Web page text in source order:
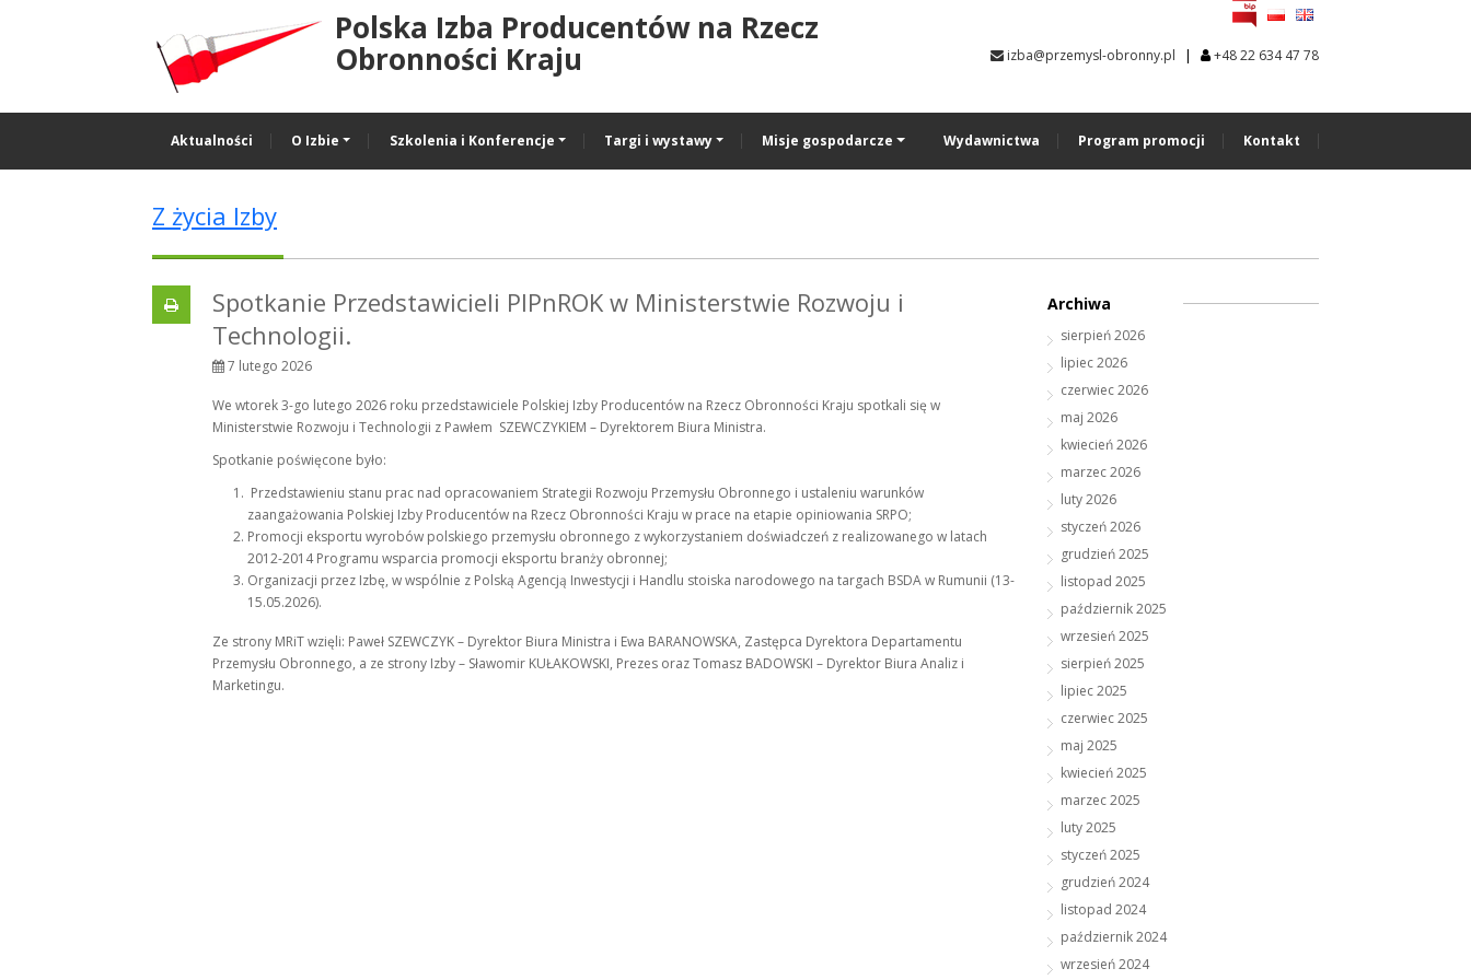
Polska Izba Producentów na Rzecz
Obronności Kraju
izba@przemysl-obronny.pl | +48 22 634 47 78
Aktualności O Izbie Szkolenia i Konferencje Targi i wystawy Misje gospodarcze Wydawnictwa Program promocji Kontakt
Z życia Izby
Spotkanie Przedstawicieli PIPnROK w Ministerstwie Rozwoju i
Technologii.
7 lutego 2026
We wtorek 3-go lutego 2026 roku przedstawiciele Polskiej Izby Producentów na Rzecz Obronności Kraju spotkali się w
Ministerstwie Rozwoju i Technologii z Pawłem SZEWCZYKIEM – Dyrektorem Biura Ministra.
Spotkanie poświęcone było:
Przedstawieniu stanu prac nad opracowaniem Strategii Rozwoju Przemysłu Obronnego i ustaleniu warunków
zaangażowania Polskiej Izby Producentów na Rzecz Obronności Kraju w prace na etapie opiniowania SRPO;
Promocji eksportu wyrobów polskiego przemysłu obronnego z wykorzystaniem doświadczeń z realizowanego w latach
2012-2014 Programu wsparcia promocji eksportu branży obronnej;
Organizacji przez Izbę, w wspólnie z Polską Agencją Inwestycji i Handlu stoiska narodowego na targach BSDA w Rumunii (13-
15.05.2026).
Ze strony MRiT wzięli: Paweł SZEWCZYK – Dyrektor Biura Ministra i Ewa BARANOWSKA, Zastępca Dyrektora Departamentu
Przemysłu Obronnego, a ze strony Izby – Sławomir KUŁAKOWSKI, Prezes oraz Tomasz BADOWSKI – Dyrektor Biura Analiz i
Marketingu.
Archiwa
sierpień 2026
lipiec 2026
czerwiec 2026
maj 2026
kwiecień 2026
marzec 2026
luty 2026
styczeń 2026
grudzień 2025
listopad 2025
październik 2025
wrzesień 2025
sierpień 2025
lipiec 2025
czerwiec 2025
maj 2025
kwiecień 2025
marzec 2025
luty 2025
styczeń 2025
grudzień 2024
listopad 2024
październik 2024
wrzesień 2024